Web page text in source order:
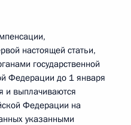
настоящей статьи,
государственной
Федерации до 1 января
и выплачиваются
Федерации на
указанными